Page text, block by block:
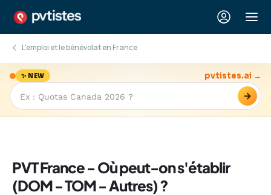
L'emploi et le bénévolat en France
✨ NEW
→
pvtistes.ai →
PVT France - Où peut-on s'établir
(DOM - TOM - Autres) ?